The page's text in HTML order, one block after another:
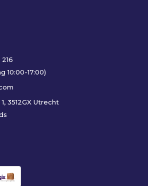
10:00-17:00)
3512GX Utrecht